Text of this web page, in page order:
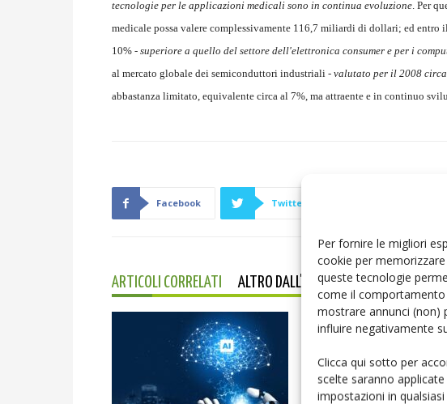
Per fornire le migliori
cookie per
queste tecnologie
come il comportamento
mostrare annunci (non)
influire negativamente
Clicca qui sotto per
scelte saranno
impostazioni in
tecnologie per le applicazioni medicali sono in continua evoluzione. Per
medicale possa valere complessivamente 116,7 miliardi di dollari; ed entro
10% - superiore a quello del settore dell'elettronica consumer e per i
al mercato globale dei semiconduttori industriali - valutato per il 2008
abbastanza limitato, equivalente circa al 7%, ma attraente e in continuo
Facebook Twitter
ARTICOLI CORRELATI ALTRO DALL'AUTORE